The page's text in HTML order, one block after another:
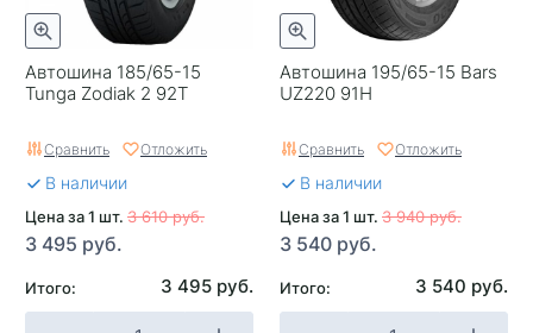
Автошина 185/65-15
Tunga Zodiak 2 92T
Сравнить Отложить
В наличии
Цена за 1 шт. 3 610 руб.
3 495 руб.
Итого: 3 495 руб.
Автошина 195/65-15 Bars
UZ220 91H
Сравнить Отложить
В наличии
Цена за 1 шт. 3 940 руб.
3 540 руб.
Итого: 3 540 руб.